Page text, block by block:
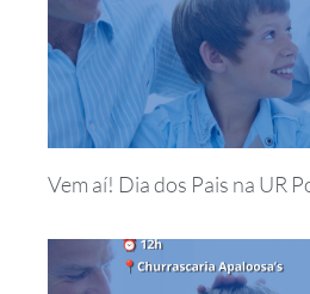
Vem aí! Dia dos Pais na UR